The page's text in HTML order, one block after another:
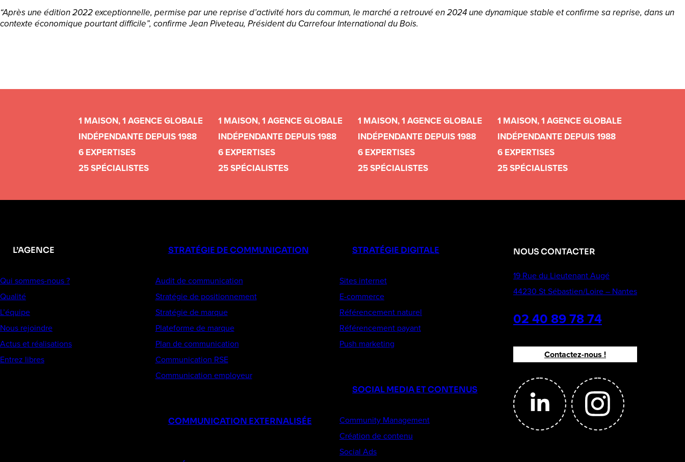
“Après une édition 2022 exceptionnelle, permise par une reprise d’activité hors du commun, le marché a retrouvé en 2024 une dynamique stable et confirme sa reprise, dans un
contexte économique pourtant difficile”, confirme Jean Piveteau, Président du Carrefour International du Bois.
1 MAISON, 1 AGENCE GLOBALE
INDÉPENDANTE DEPUIS 1988
6 EXPERTISES
25 SPÉCIALISTES
1 MAISON, 1 AGENCE GLOBALE
INDÉPENDANTE DEPUIS 1988
6 EXPERTISES
25 SPÉCIALISTES
1 MAISON, 1 AGENCE GLOBALE
INDÉPENDANTE DEPUIS 1988
6 EXPERTISES
25 SPÉCIALISTES
1 MAISON, 1 AGENCE GLOBALE
INDÉPENDANTE DEPUIS 1988
6 EXPERTISES
25 SPÉCIALISTES
L’AGENCE
Qui sommes-nous ?
Qualité
L’équipe
Nous rejoindre
Actus et réalisations
Entrez libres
STRATÉGIE DE COMMUNICATION
Audit de communication
Stratégie de positionnement
Stratégie de marque
Plateforme de marque
Plan de communication
Communication RSE
Communication employeur
COMMUNICATION EXTERNALISÉE
STRATÉGIE DIGITALE
Sites internet
E-commerce
Référencement naturel
Référencement payant
Push marketing
SOCIAL MEDIA ET CONTENUS
Community Management
Création de contenu
Social Ads
NOUS CONTACTER
19 Rue du Lieutenant Augé
44230 St Sébastien/Loire – Nantes
02 40 89 78 74
Contactez-nous !